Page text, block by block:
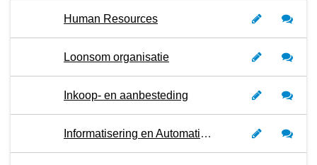
Human Resources
Loonsom organisatie
Inkoop- en aanbesteding
Informatisering en Automatisering